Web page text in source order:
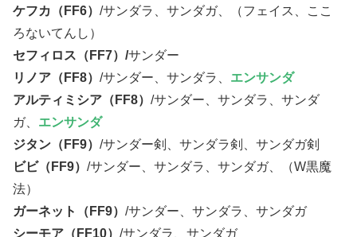
ケフカ（FF6） /サンダラ、サンダガ、（フェイス、ここ
ろないてんし）
セフィロス（FF7）/サンダー
リノア（FF8） /サンダー、サンダラ、 エンサンダ
アルティミシア（FF8） /サンダー、サンダラ、サンダ
ガ、 エンサンダ
ジタン（FF9） /サンダー剣、サンダラ剣、サンダガ剣
ビビ（FF9） /サンダー、サンダラ、サンダガ、（W黒魔
法）
ガーネット（FF9） /サンダー、サンダラ、サンダガ
シーモア（FF10） /サンダラ、サンダガ